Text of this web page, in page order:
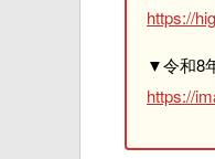
https://
▼令和8
https://